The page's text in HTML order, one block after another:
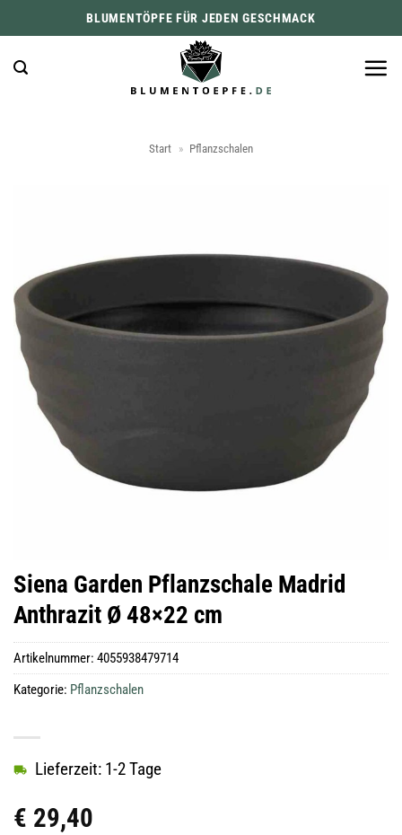
Inhalt
springen
BLUMENTÖPFE FÜR JEDEN GESCHMACK
Start » Pflanzschalen
Siena Garden Pflanzschale Madrid
Anthrazit Ø 48×22 cm
€ 29,40
Lieferzeit: 1-2 Tage
Artikelnummer: 4055938479714
Kategorie: Pflanzschalen